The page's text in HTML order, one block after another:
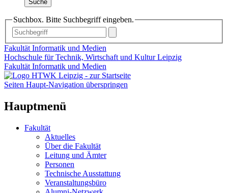
Suche
Suchbox. Bitte Suchbegriff eingeben.
Fakultät Informatik und Medien
Hochschule für Technik, Wirtschaft und Kultur Leipzig
Fakultät Informatik und Medien
Seiten Haupt-Navigation überspringen
Hauptmenü
Fakultät
Aktuelles
Über die Fakultät
Leitung und Ämter
Personen
Technische Ausstattung
Veranstaltungsbüro